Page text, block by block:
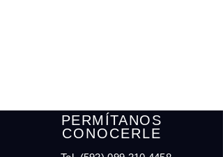
PERMÍTANOS
CONOCERLE